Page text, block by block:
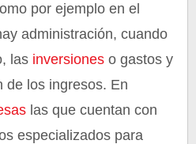
por ejemplo en el
administración, cuando
las inversiones o gastos y
de los ingresos. En
las que cuentan con
especializados para